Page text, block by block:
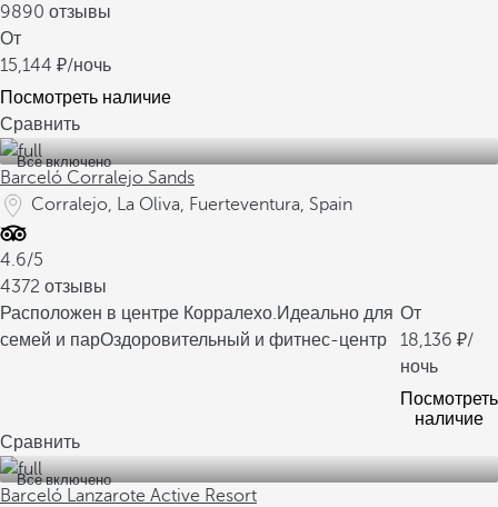
9890 отзывы
От
15,144
/ночь
Посмотреть наличие
Сравнить
Все включено
Barceló Corralejo Sands
Corralejo, La Oliva, Fuerteventura, Spain
4.6/5
4372 отзывы
Расположен в центре Корралехо.Идеально для
семей и парОздоровительный и фитнес-центр
От
18,136
/
ночь
Посмотреть
наличие
Сравнить
Все включено
Barceló Lanzarote Active Resort